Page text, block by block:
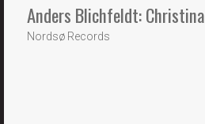
Anders Blichfeldt: Christina
Nordsø Records